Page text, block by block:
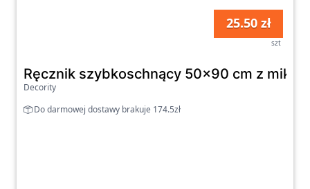
25.50 zł
szt
Ręcznik szybkoschnący 50x90 cm z
Decority
Do darmowej dostawy brakuje 174.5zł